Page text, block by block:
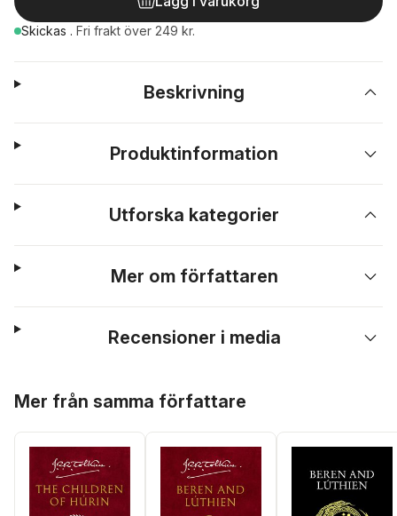
Skickas . Fri frakt över 249 kr.
Beskrivning
Produktinformation
Utforska kategorier
Mer om författaren
Recensioner i media
Mer från samma författare